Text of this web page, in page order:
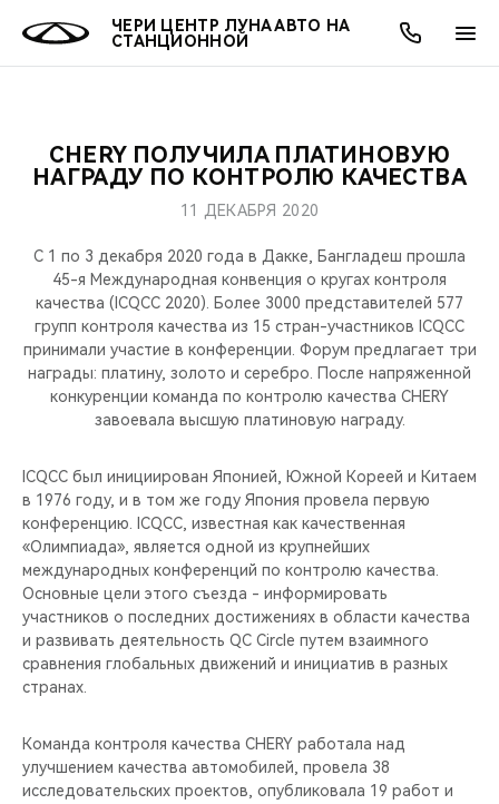
ЧЕРИ ЦЕНТР ЛУНА АВТО НА
СТАНЦИОННОЙ
МОДЕЛИ
КРОССОВЕРЫ
СЕДАНЫ
НОВИНКИ
ПОКУПАТЕЛЯМ
КРЕДИТ И СТРАХОВАНИЕ
ВЛАДЕЛЬЦАМ
ЗАПЧАСТИ И АКСЕССУАРЫ
ПОДДЕРЖКА
МИР CHERY
О БРЕНДЕ
CHERY В СОЦСЕТЯХ
CHERY REMOTE
CHERY И СПОРТ
НАШИ МЕРОПРИЯТИЯ
ВИДЕООБЗОРЫ
АКЦИИ
ОНЛАЙН СЕРВИСЫ
КРЕДИТ
О КОМПАНИИ
МЫ В СОЦСЕТЯХ
CHERY ПОЛУЧИЛА ПЛАТИНОВУЮ
НАГРАДУ ПО КОНТРОЛЮ КАЧЕСТВА
11 ДЕКАБРЯ 2020
C 1 по 3 декабря 2020 года в Дакке, Бангладеш прошла
45-я Международная конвенция о кругах контроля
качества (ICQCC 2020). Более 3000 представителей 577
групп контроля качества из 15 стран-участников ICQCC
принимали участие в конференции. Форум предлагает три
награды: платину, золото и серебро. После напряженной
конкуренции команда по контролю качества CHERY
завоевала высшую платиновую награду.
ICQCC был инициирован Японией, Южной Кореей и Китаем
в 1976 году, и в том же году Япония провела первую
конференцию. ICQCC, известная как качественная
«Олимпиада», является одной из крупнейших
международных конференций по контролю качества.
Основные цели этого съезда - информировать
участников о последних достижениях в области качества
и развивать деятельность QC Circle путем взаимного
сравнения глобальных движений и инициатив в разных
странах.
Команда контроля качества CHERY работала над
улучшением качества автомобилей, провела 38
исследовательских проектов, опубликовала 19 работ и